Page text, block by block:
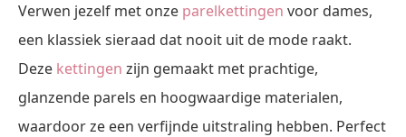
Verwen jezelf met onze parelkettingen voor dames,
een klassiek sieraad dat nooit uit de mode raakt.
Deze kettingen zijn gemaakt met prachtige,
glanzende parels en hoogwaardige materialen,
waardoor ze een verfijnde uitstraling hebben. Perfect